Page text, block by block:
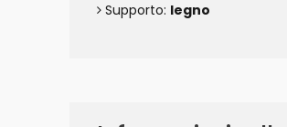
Supporto: legno